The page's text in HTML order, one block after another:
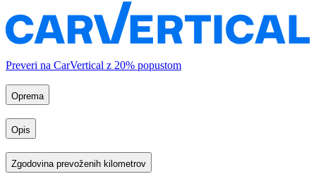
Preveri na CarVertical z 20% popustom
Oprema
Opis
Zgodovina prevoženih kilometrov